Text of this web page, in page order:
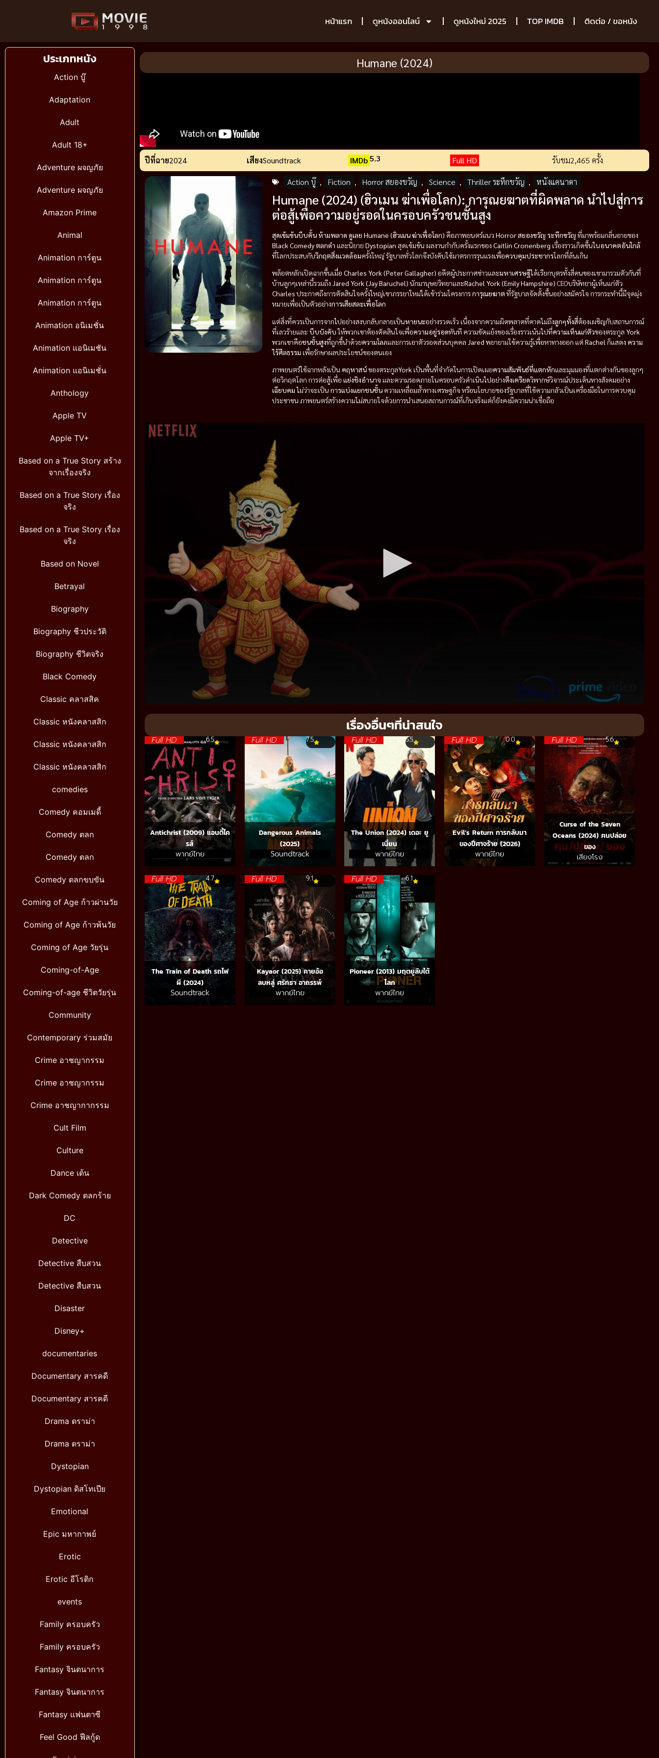
หน้าแรก ดูหนังออนไลน์ ดูหนังใหม่ 2025 TOP IMDB ติดต่อ / ขอหนัง
ประเภทหนัง
Action บู๊
Adaptation
Adult
Adult 18+
Adventure ผจญภัย
Adventure ผจญภัย
Amazon Prime
Animal
Animation การ์ตูน
Animation การ์ตูน
Animation การ์ตูน
Animation อนิเมชั่น
Animation แอนิเมชัน
Animation แอนิเมชั่น
Anthology
Apple TV
Apple TV+
Based on a True Story สร้าง
จากเรื่องจริง
Based on a True Story เรื่อง
จริง
Based on a True Story เรื่อง
จริง
Based on Novel
Betrayal
Biography
Biography ชีวประวัติ
Biography ชีวิตจริง
Black Comedy
Classic คลาสสิค
Classic หนังคลาสสิก
Classic หนังคลาสสิก
Classic หนังคลาสสิก
comedies
Comedy คอมเมดี้
Comedy ตลก
Comedy ตลก
Comedy ตลกขบขัน
Coming of Age ก้าวผ่านวัย
Coming of Age ก้าวพ้นวัย
Coming of Age วัยรุ่น
Coming-of-Age
Coming-of-age ชีวิตวัยรุ่น
Community
Contemporary ร่วมสมัย
Crime อาชญากรรม
Crime อาชญากรรม
Crime อาชญากากรรม
Cult Film
Culture
Dance เต้น
Dark Comedy ตลกร้าย
DC
Detective
Detective สืบสวน
Detective สืบสวน
Disaster
Disney+
documentaries
Documentary สารคดี
Documentary สารคดี
Drama ดราม่า
Drama ดราม่า
Dystopian
Dystopian ดิสโทเปีย
Emotional
Epic มหากาพย์
Erotic
Erotic อีโรติก
events
Family ครอบครัว
Family ครอบครัว
Fantasy จินตนาการ
Fantasy จินตนาการ
Fantasy แฟนตาซี
Feel Good ฟีลกู้ด
Humane (2024)
ปีที่ฉาย2024 เสียงSoundtrack IMDb 5.3 Full HD รับชม2,465 ครั้ง
Action บู๊ , Fiction , Horror สยองขวัญ , Science , Thriller ระทึกขวัญ , หนังแคนาดา
Humane (2024) (ฮิวเมน ฆ่าเพื่อโลก): การุณยฆาตที่ผิดพลาด นำไปสู่การ
ต่อสู้เพื่อความอยู่รอดในครอบครัวชนชั้นสูง
สุดเข้มข้นบีบคั้น ห้ามพลาด ดูเลย Humane (ฮิวเมน ฆ่าเพื่อโลก) คือภาพยนตร์แนว Horror สยองขวัญ ระทึกขวัญ ที่มาพร้อมกลิ่นอายของ
Black Comedy ตลกดำ และนิยาย Dystopian สุดเข้มข้น ผลงานกำกับครั้งแรกของ Caitlin Cronenberg เรื่องราวเกิดขึ้นในอนาคตอันใกล้
ที่โลกประสบกับวิกฤตสิ่งแวดล้อมครั้งใหญ่ รัฐบาลทั่วโลกจึงบังคับใช้มาตรการรุนแรงเพื่อควบคุมประชากรโลกที่ล้นเกิน
พล็อตหลักเปิดฉากขึ้นเมื่อ Charles York (Peter Gallagher) อดีตผู้ประกาศข่าวและมหาเศรษฐีได้เรียกบุตรทั้งสี่คนของเขามารวมตัวกันที่
บ้านลูกๆเหล่านี้รวมถึง Jared York (Jay Baruchel) นักมานุษยวิทยาและRachel York (Emily Hampshire) CEOบริษัทยาผู้เห็นแก่ตัว
Charles ประกาศถึงการตัดสินใจครั้งใหญ่เขาภรรยาใหม่ได้เข้าร่วมโครงการการุณยฆาต ที่รัฐบาลจัดตั้งขึ้นอย่างสมัครใจ การกระทำนี้มีจุดมุ่ง
หมายเพื่อเป็นตัวอย่างการเสียสละเพื่อโลก
แต่สิ่งที่ควรเป็นการจากไปอย่างสงบกลับกลายเป็นหายนะอย่างรวดเร็ว เนื่องจากความผิดพลาดที่คาดไม่ถึงลูกๆทั้งสี่ต้องเผชิญกับสถานการณ์
ที่เลวร้ายและ บีบบังคับให้พวกเขาต้องตัดสินใจเพื่อความอยู่รอดทันที ความขัดแย้งของเรื่องราวเน้นไปที่ความเห็นแก่ตัวของตระกูล York
พวกเขาคือชนชั้นสูงที่ถูกชี้นำด้วยความโลภและการเอาตัวรอดส่วนบุคคล Jared พยายามใช้ความรู้เพื่อหาทางออก แต่ Rachel ก็แสดง ความ
ไร้ศีลธรรม เพื่อรักษาผลประโยชน์ของตนเอง
ภาพยนตร์ใช้ฉากหลังเป็น คฤหาสน์ของตระกูลYorkเป็นพื้นที่จำกัดในการเปิดเผยความสัมพันธ์ที่แตกหักและมุมมองที่แตกต่างกันของลูกๆ
ต่อวิกฤตโลก การต่อสู้เพื่อ แย่งชิงอำนาจ และความรอดภายในครอบครัวดำเนินไปอย่างตึงเครียดวิพากษ์วิจารณ์ประเด็นทางสังคมอย่าง
เฉียบคมไม่ว่าจะเป็น การแบ่งแยกชนชั้นความเหลื่อมล้ำทางเศรษฐกิจ หรือนโยบายของรัฐบาลที่ใช้ความกลัวเป็นเครื่องมือในการควบคุม
ประชาชน ภาพยนตร์สร้างความไม่สบายใจด้วยการนำเสนอสถานการณ์ที่เกินจริงแต่ก็ยังคงมีความน่าเชื่อถือ
90%
เรื่องอื่นๆที่น่าสนใจ
Full HD 6.5
Antichrist (2009) แอนตี้ไค
รส์
พากย์ไทย
Full HD 7.5
Dangerous Animals
(2025)
Soundtrack
Full HD 5.5
The Union (2024) เดอะ ยู
เนี่ยน
พากย์ไทย
Full HD 0.0
Evil’s Return การกลับมา
ของปีศาจร้าย (2026)
พากย์ไทย
Full HD 5.6
Curse of the Seven
Oceans (2024) ฅนปล่อย
ของ
เสียงโรง
Full HD 4.7
The Train of Death รถไฟ
ผี (2024)
Soundtrack
Full HD 9.1
Kayaor (2025) คายอ้อ
ลบหลู่ ศรัทธา อาถรรพ์
พากย์ไทย
Full HD 6.1
Pioneer (2013) มฤตยูลับใต้
โลก
พากย์ไทย